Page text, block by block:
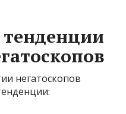
негатоскопов